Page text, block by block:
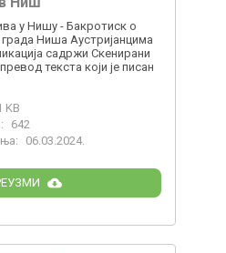
у Нишу - Бакротиск о
Ниша Аустријанцима
садржи Скенирани
текста који је писан
KB
642
06.03.2024.